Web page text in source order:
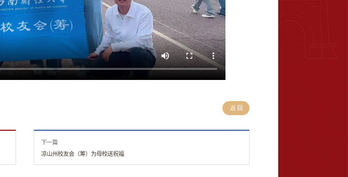
返 回
下一篇
凉山州校友会（筹）为母校送祝福